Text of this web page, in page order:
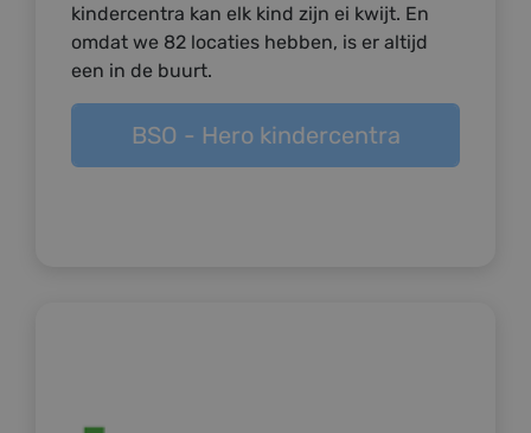
kindercentra kan elk kind zijn ei kwijt. En
omdat we 82 locaties hebben, is er altijd
een in de buurt.
BSO - Hero kindercentra